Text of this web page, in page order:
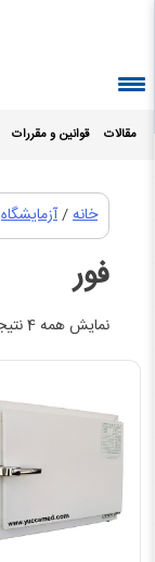
مقالات قوانین و مقررات
خانه/آزمایشگاه
فور
نمایش همه 4 نتیجه